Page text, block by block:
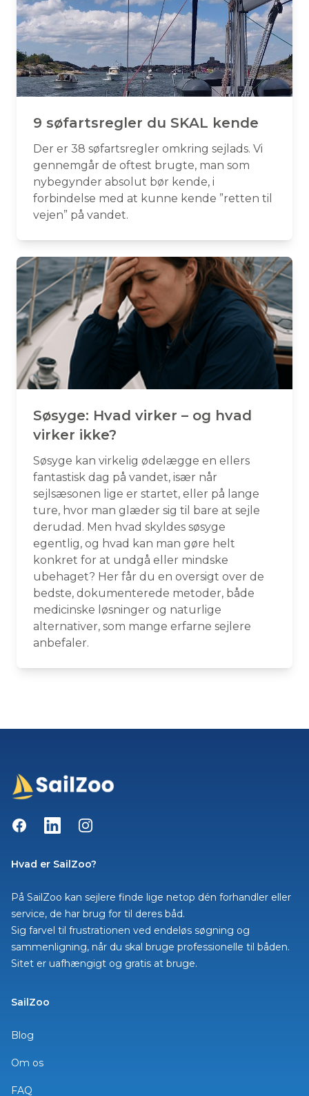
9 søfartsregler du SKAL kende
Der er 38 søfartsregler omkring sejlads. Vi
gennemgår de oftest brugte, man som
nybegynder absolut bør kende, i
forbindelse med at kunne kende ”retten til
vejen” på vandet.
Søsyge: Hvad virker – og hvad
virker ikke?
Søsyge kan virkelig ødelægge en ellers
fantastisk dag på vandet, især når
sejlsæsonen lige er startet, eller på lange
ture, hvor man glæder sig til bare at sejle
derudad. Men hvad skyldes søsyge
egentlig, og hvad kan man gøre helt
konkret for at undgå eller mindske
ubehaget? Her får du en oversigt over de
bedste, dokumenterede metoder, både
medicinske løsninger og naturlige
alternativer, som mange erfarne sejlere
anbefaler.
FacebookLinkedInInstagram
Hvad er SailZoo?
På SailZoo kan sejlere finde lige netop dén forhandler eller
service, de har brug for til deres båd.
Sig farvel til frustrationen ved endeløs søgning og
sammenligning, når du skal bruge professionelle til båden.
Sitet er uafhængigt og gratis at bruge.
SailZoo
Blog
Om os
FAQ